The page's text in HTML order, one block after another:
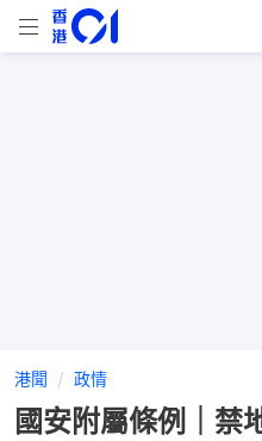
港聞 政情
國安附屬條例｜禁